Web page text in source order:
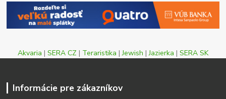
Akvaria | SERA CZ | Teraristika |Jewish |Jazierka | SERA SK
Informácie pre zákazníkov